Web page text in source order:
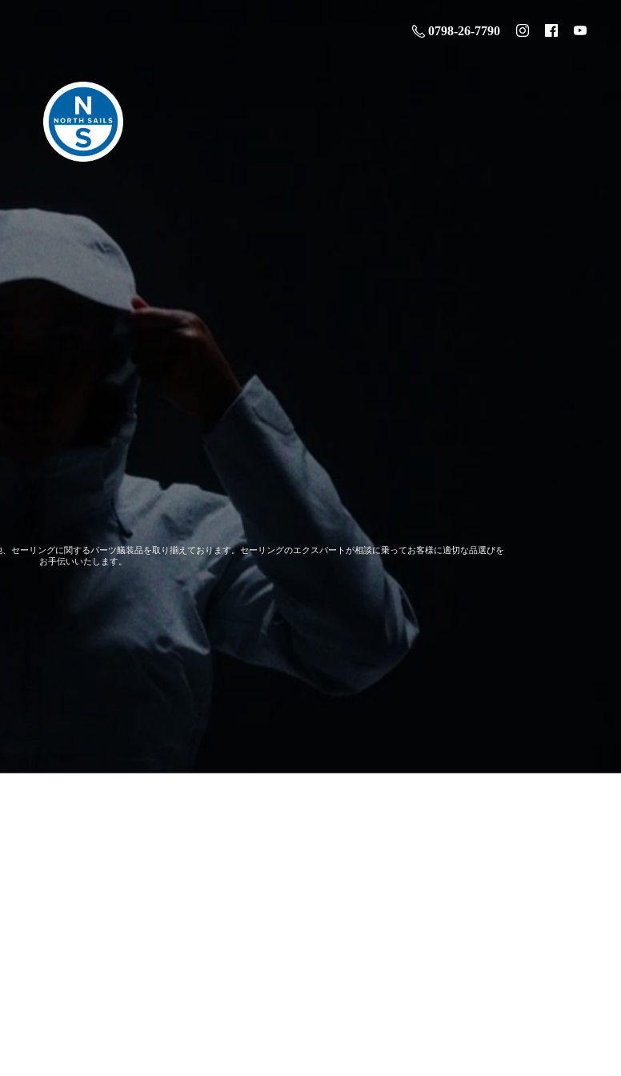
0798-26-7790
、セーリングに関するパーツ艤装品を取り揃えております。セーリングのエクスパートが相談に乗ってお客様に適切な品選びを
お手伝いいたします。